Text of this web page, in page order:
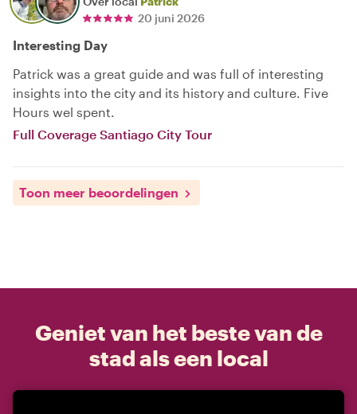
20 juni 2026
Interesting Day
Patrick was a great guide and was full of interesting
insights into the city and its history and culture. Five
Hours wel spent.
Full Coverage Santiago City Tour
Toon meer beoordelingen
Geniet van het beste van de
stad als een local